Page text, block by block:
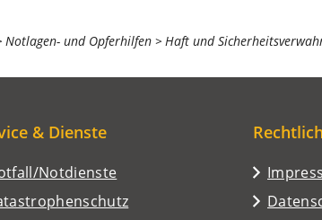
Notlagen- und Opferhilfen Haft und
& Dienste
Notdienste